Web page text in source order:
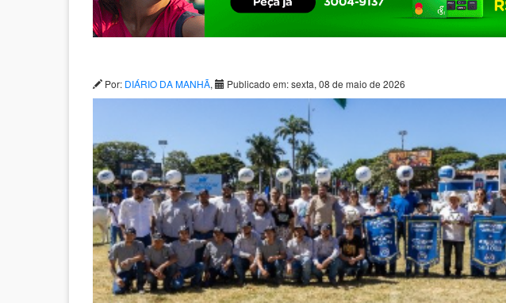
Por: DIÁRIO DA MANHÃ, Publicado em: sexta, 08 de maio de 2026